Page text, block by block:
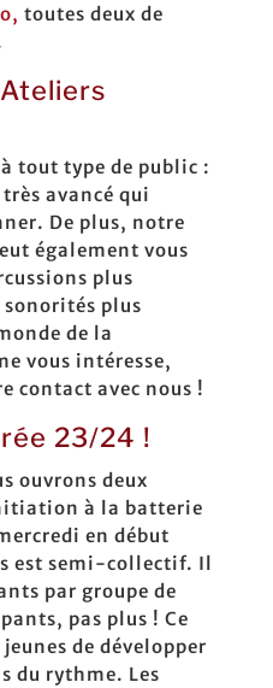
toutes deux de
à tout type de public :
avancé qui
De plus, notre
également vous
plus
plus
de la
vous intéresse,
contact avec nous !
23/24 !
ouvrons deux
à la batterie
en début
est semi-collectif. Il
par groupe de
pas plus ! Ce
de développer
du rythme. Les